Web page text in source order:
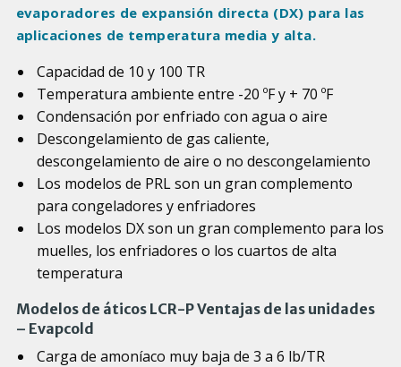
evaporadores de expansión directa (DX) para las
aplicaciones de temperatura media y alta.
Capacidad de 10 y 100 TR
Temperatura ambiente entre -20 ºF y + 70 ºF
Condensación por enfriado con agua o aire
Descongelamiento de gas caliente,
descongelamiento de aire o no descongelamiento
Los modelos de PRL son un gran complemento
para congeladores y enfriadores
Los modelos DX son un gran complemento para los
muelles, los enfriadores o los cuartos de alta
temperatura
Modelos de áticos LCR-P Ventajas de las unidades
– Evapcold
Carga de amoníaco muy baja de 3 a 6 lb/TR